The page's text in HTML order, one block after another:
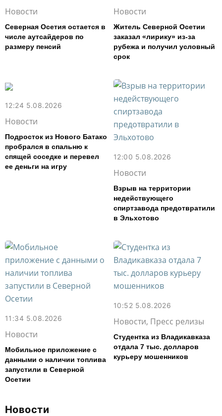
Новости
Новости
Северная Осетия остается в
числе аутсайдеров по
размеру пенсий
Новости
Житель Северной Осетии
заказал «лирику» из-за
рубежа и получил условный
срок
12:24 5.08.2026
Новости
Подросток из Нового Батако
пробрался в спальню к
спящей соседке и перевел
ее деньги на игру
12:00 5.08.2026
Новости
Взрыв на территории
недействующего
спиртзавода предотвратили
в Эльхотово
11:34 5.08.2026
Новости
Мобильное приложение с
данными о наличии топлива
запустили в Северной
Осетии
10:52 5.08.2026
Новости, Пресс релизы
Студентка из Владикавказа
отдала 7 тыс. долларов
курьеру мошенников